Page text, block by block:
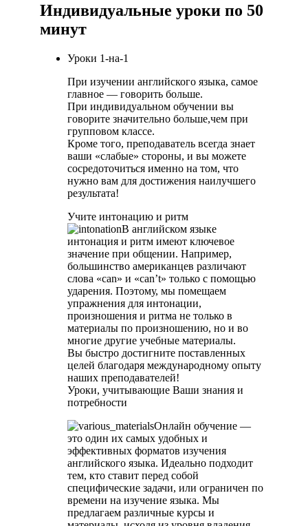
Индивидуальные уроки по 50
минут
Уроки 1-на-1
При изучении английского языка, самое
главное — говорить больше.
При индивидуальном обучении вы
говорите значительно больше,чем при
групповом классе.
Кроме того, преподаватель всегда знает
ваши «слабые» стороны, и вы можете
сосредоточиться именно на том, что
нужно вам для достижения наилучшего
результата!
Учите интонацию и ритм
В английском языке
интонация и ритм имеют ключевое
значение при общении. Например,
большинство американцев различают
слова «can» и «can’t» только с помощью
ударения. Поэтому, мы помещаем
упражнения для интонации,
произношения и ритма не только в
материалы по произношению, но и во
многие другие учебные материалы.
Вы быстро достигните поставленных
целей благодаря международному опыту
наших преподавателей!
Уроки, учитывающие Ваши знания и
потребности
Онлайн обучение —
это один их самых удобных и
эффективных форматов изучения
английского языка. Идеально подходит
тем, кто ставит перед собой
специфические задачи, или ограничен по
времени на изучение языка. Мы
предлагаем различные курсы и